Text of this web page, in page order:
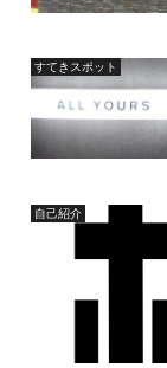
すてきスポット
自己紹介